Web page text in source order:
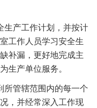
生产工作计划，并按计
工作人员学习安全生
补漏，更好地完成主
生产单位服务。
所管辖范围内的每一个
，并经常深入工作现